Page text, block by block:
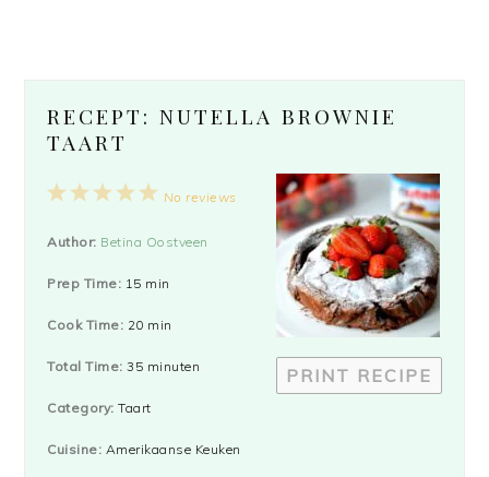
RECEPT: NUTELLA BROWNIE
TAART
PRINT RECIPE
5
4
3
2
1
No reviews
Author: Betina Oostveen
Prep Time: 15 min
Cook Time: 20 min
Total Time: 35 minuten
Category: Taart
Cuisine: Amerikaanse Keuken